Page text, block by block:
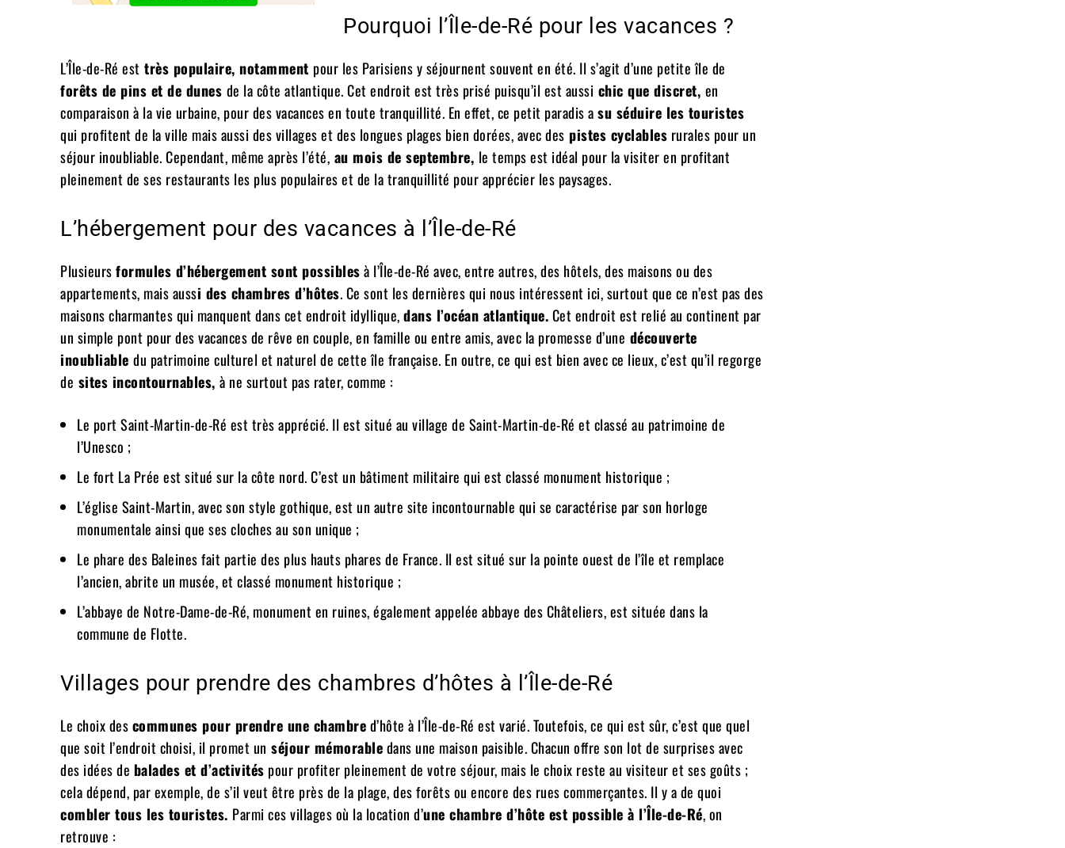
Pourquoi l’Île-de-Ré pour les vacances ?
L’Île-de-Ré est très populaire, notamment pour les Parisiens y séjournent souvent en été. Il s’agit d’une petite île de
forêts de pins et de dunes de la côte atlantique. Cet endroit est très prisé puisqu’il est aussi chic que discret, en
comparaison à la vie urbaine, pour des vacances en toute tranquillité. En effet, ce petit paradis asu séduire les touristes
qui profitent de la ville mais aussi des villages et des longues plages bien dorées, avec des pistes cyclables rurales pour un
séjour inoubliable. Cependant, même après l’été, au mois de septembre, le temps est idéal pour la visiter en profitant
pleinement de ses restaurants les plus populaires et de la tranquillité pour apprécier les paysages.
L’hébergement pour des vacances à l’Île-de-Ré
Plusieursformules d’hébergement sont possiblesà l’Île-de-Ré avec, entre autres, des hôtels, des maisons ou des
appartements, mais aussi des chambres d’hôtes. Ce sont les dernières qui nous intéressent ici, surtout que ce n’est pas des
maisons charmantes qui manquent dans cet endroit idyllique,dans l’océan atlantique.Cet endroit est relié au continent par
un simple pont pour des vacances de rêve en couple, en famille ou entre amis, avec la promesse d’une découverte
inoubliable du patrimoine culturel et naturel de cette île française. En outre, ce qui est bien avec ce lieux, c’est qu’il regorge
de sites incontournables, à ne surtout pas rater, comme :
Le port Saint-Martin-de-Ré est très apprécié. Il est situé au village de Saint-Martin-de-Ré et classé au patrimoine de
l’Unesco ;
Le fort La Prée est situé sur la côte nord. C’est un bâtiment militaire qui est classé monument historique ;
L’église Saint-Martin, avec son style gothique, est un autre site incontournable qui se caractérise par son horloge
monumentale ainsi que ses cloches au son unique ;
Le phare des Baleines fait partie des plus hauts phares de France. Il est situé sur la pointe ouest de l’île et remplace
l’ancien, abrite un musée, et classé monument historique ;
L’abbaye de Notre-Dame-de-Ré, monument en ruines, également appelée abbaye des Châteliers, est située dans la
commune de Flotte.
Villages pour prendre des chambres d’hôtes à l’Île-de-Ré
Le choix descommunes pour prendre une chambred’hôte à l’Île-de-Ré est varié. Toutefois, ce qui est sûr, c’est que quel
que soit l’endroit choisi, il promet un séjour mémorabledans une maison paisible. Chacun offre son lot de surprises avec
des idées de balades et d’activités pour profiter pleinement de votre séjour, mais le choix reste au visiteur et ses goûts ;
cela dépend, par exemple, de s’il veut être près de la plage, des forêts ou encore des rues commerçantes. Il y a de quoi
combler tous les touristes. Parmi ces villages où la location d’une chambre d’hôte est possible à l’Île-de-Ré, on
retrouve :